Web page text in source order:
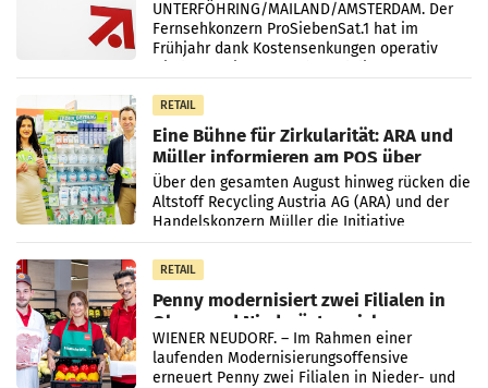
UNTERFÖHRING/MAILAND/AMSTERDAM. Der
Fernsehkonzern ProSiebenSat.1 hat im
Frühjahr dank Kostensenkungen operativ
RETAIL
Eine Bühne für Zirkularität: ARA und
Müller informieren am POS über
Kreislauffähigkeit
Über den gesamten August hinweg rücken die
Altstoff Recycling Austria AG (ARA) und der
Handelskonzern Müller die Initiative
„Kreislauf-Helden“ in allen österreichischen
Müller-Filialen
RETAIL
Penny modernisiert zwei Filialen in
Ober- und Niederösterreich
WIENER NEUDORF. – Im Rahmen einer
laufenden Modernisierungsoffensive
erneuert Penny zwei Filialen in Nieder- und